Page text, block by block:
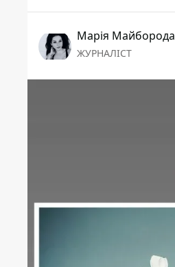
Марія Майборода
ЖУРНАЛІСТ